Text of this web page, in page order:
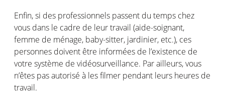
Enfin,si des professionnels passent du temps chez
vous dans le cadre de leurtravail (aide-soignant,
femme de ménage, baby-sitter, jardinier, etc.), ces
personnes doivent être informées de l’existence de
votre système de vidéosurveillance. Parailleurs,vous
n’êtes pasautorisé à lesfilmer pendant leurs heures de
travail.